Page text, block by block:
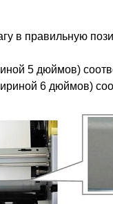
в правильную
5 дюймов)
6 дюймов)